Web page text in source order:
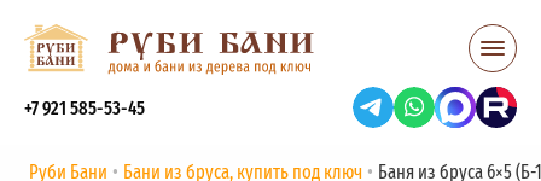
+7 921 585-53-45
Руби Бани Бани из бруса, купить под ключ Баня из бруса 6×5 (Б-